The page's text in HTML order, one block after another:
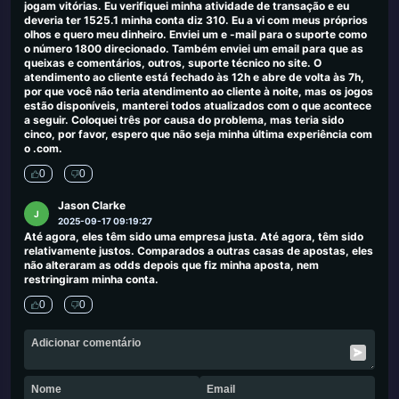
jogam vitórias. Eu verifiquei minha atividade de transação e eu
deveria ter 1525.1 minha conta diz 310. Eu a vi com meus próprios
olhos e quero meu dinheiro. Enviei um e -mail para o suporte como
o número 1800 direcionado. Também enviei um email para que as
queixas e comentários, outros, suporte técnico no site. O
atendimento ao cliente está fechado às 12h e abre de volta às 7h,
por que você não teria atendimento ao cliente à noite, mas os jogos
estão disponíveis, manterei todos atualizados com o que acontece
a seguir. Coloquei três por causa do problema, mas teria sido
cinco, por favor, espero que não seja minha última experiência com
o .com.
0 0
J
Jason Clarke
2025-09-17 09:19:27
Até agora, eles têm sido uma empresa justa. Até agora, têm sido
relativamente justos. Comparados a outras casas de apostas, eles
não alteraram as odds depois que fiz minha aposta, nem
restringiram minha conta.
0 0